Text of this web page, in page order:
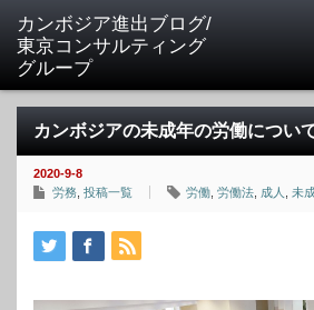
カンボジア進出ブログ/
東京コンサルティング
グループ
カンボジアの未成年の労働につい
2020-9-8
労務 投稿一覧 労働 労働法 成人 未